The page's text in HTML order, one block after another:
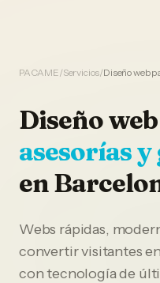
PACAME/Servicios/Diseño web
Diseño web
asesorías
en
Webs rápidas,
convertir visitantes
con tecnología de